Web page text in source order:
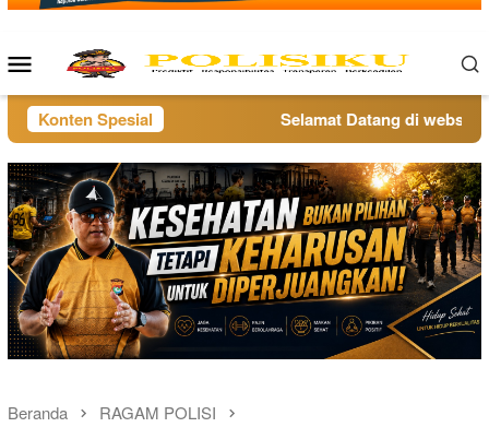
Menu
Mobile
Konten Spesial Selamat Datang di website
Beranda RAGAM POLISI